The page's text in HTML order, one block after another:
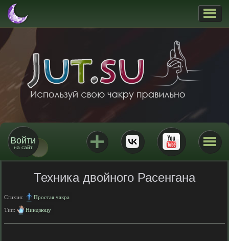
Войти
на сайт
Техника двойного Расенгана
Стихия: Простая чакра
Тип: Ниндзюцу